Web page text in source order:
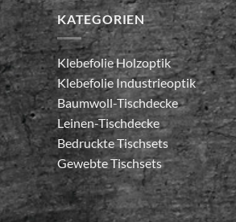
KATEGORIEN
Klebefolie Holzoptik
Klebefolie Industrieoptik
Baumwoll-Tischdecke
Leinen-Tischdecke
Bedruckte Tischsets
Gewebte Tischsets